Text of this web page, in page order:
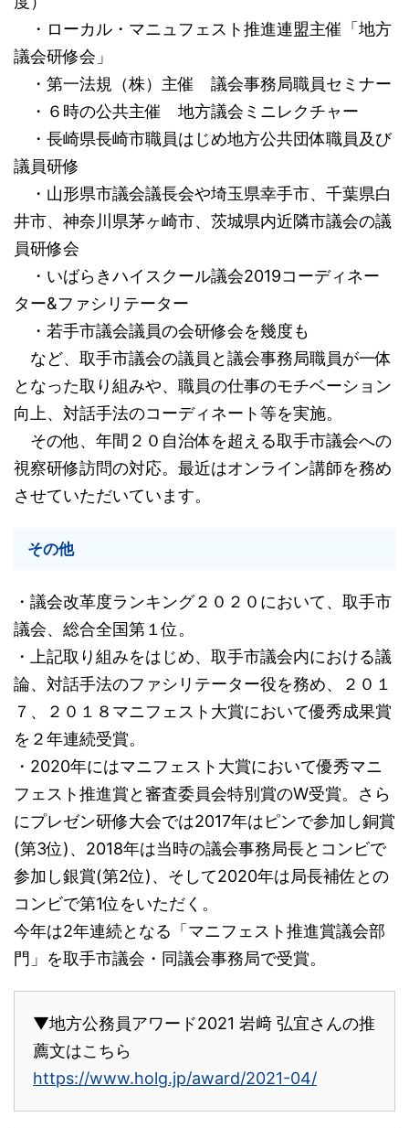
・ローカル・マニュフェスト推進連盟主催「地方
議会研修会」
・第一法規（株）主催 議会事務局職員セミナー
・６時の公共主催 地方議会ミニレクチャー
・長崎県長崎市職員はじめ地方公共団体職員及び
議員研修
・山形県市議会議長会や埼玉県幸手市、千葉県白
井市、神奈川県茅ヶ崎市、茨城県内近隣市議会の議
員研修会
・いばらきハイスクール議会2019コーディネー
ター&ファシリテーター
・若手市議会議員の会研修会を幾度も
など、取手市議会の議員と議会事務局職員が一体
となった取り組みや、職員の仕事のモチベーション
向上、対話手法のコーディネート等を実施。
その他、年間２０自治体を超える取手市議会への
視察研修訪問の対応。最近はオンライン講師を務め
させていただいています。
その他
・議会改革度ランキング２０２０において、取手市
議会、総合全国第１位。
・上記取り組みをはじめ、取手市議会内における議
論、対話手法のファシリテーター役を務め、２０１
７、２０１８マニフェスト大賞において優秀成果賞
を２年連続受賞。
・2020年にはマニフェスト大賞において優秀マニ
フェスト推進賞と審査委員会特別賞のW受賞。さら
にプレゼン研修大会では2017年はピンで参加し銅賞
(第3位)、2018年は当時の議会事務局長とコンビで
参加し銀賞(第2位)、そして2020年は局長補佐との
コンビで第1位をいただく。
今年は2年連続となる「マニフェスト推進賞議会部
門」を取手市議会・同議会事務局で受賞。
▼地方公務員アワード2021 岩﨑 弘宜さんの推
薦文はこちら
https://www.holg.jp/award/2021-04/